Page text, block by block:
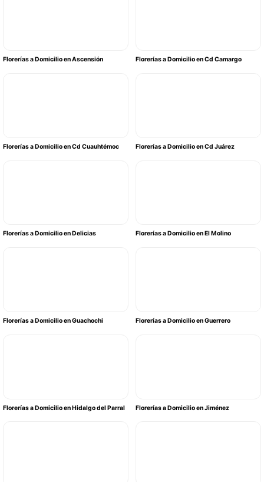
Florerías a Domicilio en Ascensión Florerías a Domicilio en Cd Camargo
Florerías a Domicilio en Cd Cuauhtémoc Florerías a Domicilio en Cd Juárez
Florerías a Domicilio en Delicias Florerías a Domicilio en El Molino
Florerías a Domicilio en Guachochi Florerías a Domicilio en Guerrero
Florerías a Domicilio en Hidalgo del Parral Florerías a Domicilio en Jiménez